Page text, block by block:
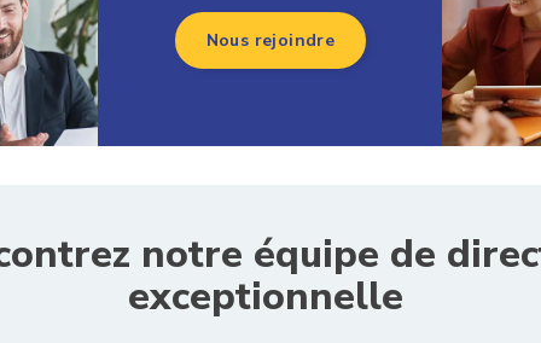
Nous rejoindre
notre équipe de
exceptionnelle